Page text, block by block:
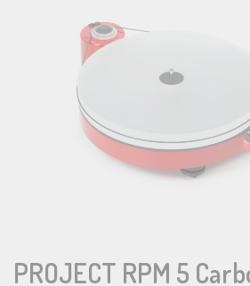
PROJECT RPM 5